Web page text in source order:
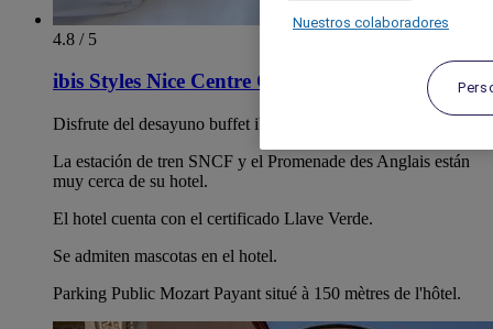
4.8 / 5
ibis Styles Nice Centre Gare
Disfrute del desayuno buffet ibis Styles incluido.
La estación de tren SNCF y el Promenade des Anglais están
muy cerca de su hotel.
El hotel cuenta con el certificado Llave Verde.
Se admiten mascotas en el hotel.
Parking Public Mozart Payant situé à 150 mètres de l'hôtel.
Nuestros colaboradores